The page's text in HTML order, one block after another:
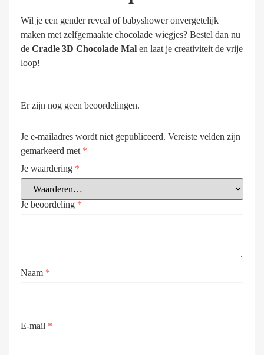
Wil je een gender reveal of babyshower onvergetelijk
maken met zelfgemaakte chocolade wiegjes? Bestel dan nu
de Cradle 3D Chocolade Mal en laat je creativiteit de vrije
loop!
Er zijn nog geen beoordelingen.
Je e-mailadres wordt niet gepubliceerd. Vereiste velden zijn
gemarkeerd met *
Je waardering *
Je beoordeling *
Naam *
E-mail *